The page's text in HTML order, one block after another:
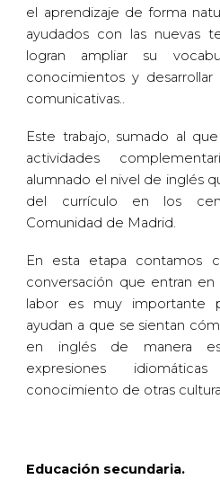
el aprendizaje de forma
ayudados con las nuevas
logran ampliar su
conocimientos y desarrollar
comunicativas..
Este trabajo, sumado al
actividades
alumnado el nivel de inglés
del currículo en los
Comunidad de Madrid.
En esta etapa contamos
conversación que entran
labor es muy importante
ayudan a que se sientan
en inglés de manera
expresiones
conocimiento de otras
Educación secundaria.